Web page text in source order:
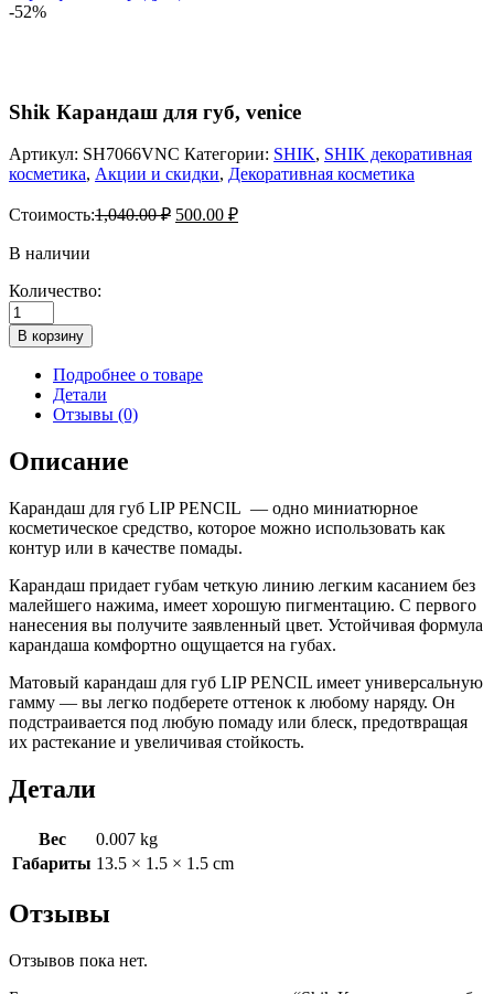
-52%
Shik Карандаш для губ, venice
Артикул: SH7066VNC Категории: SHIK, SHIK декоративная
косметика, Акции и скидки, Декоративная косметика
Стоимость:1,040.00₽ 500.00 ₽
В наличии
Количество:
Количество
товара
Shik
Карандаш
губ,
В корзину
Подробнее о товаре
Детали
Отзывы (0)
Описание
Карандаш для губ LIP PENCIL — одно миниатюрное
косметическое средство, которое можно использовать как
контур или в качестве помады.
Карандаш придает губам четкую линию легким касанием без
малейшего нажима, имеет хорошую пигментацию. С первого
нанесения вы получите заявленный цвет. Устойчивая формула
карандаша комфортно ощущается на губах.
Матовый карандаш для губ LIP PENCIL имеет универсальную
гамму — вы легко подберете оттенок к любому наряду. Он
подстраивается под любую помаду или блеск, предотвращая
их растекание и увеличивая стойкость.
Детали
Вес
0.007 kg
Габариты 13.5 × 1.5 × 1.5 cm
Отзывы
Отзывов пока нет.